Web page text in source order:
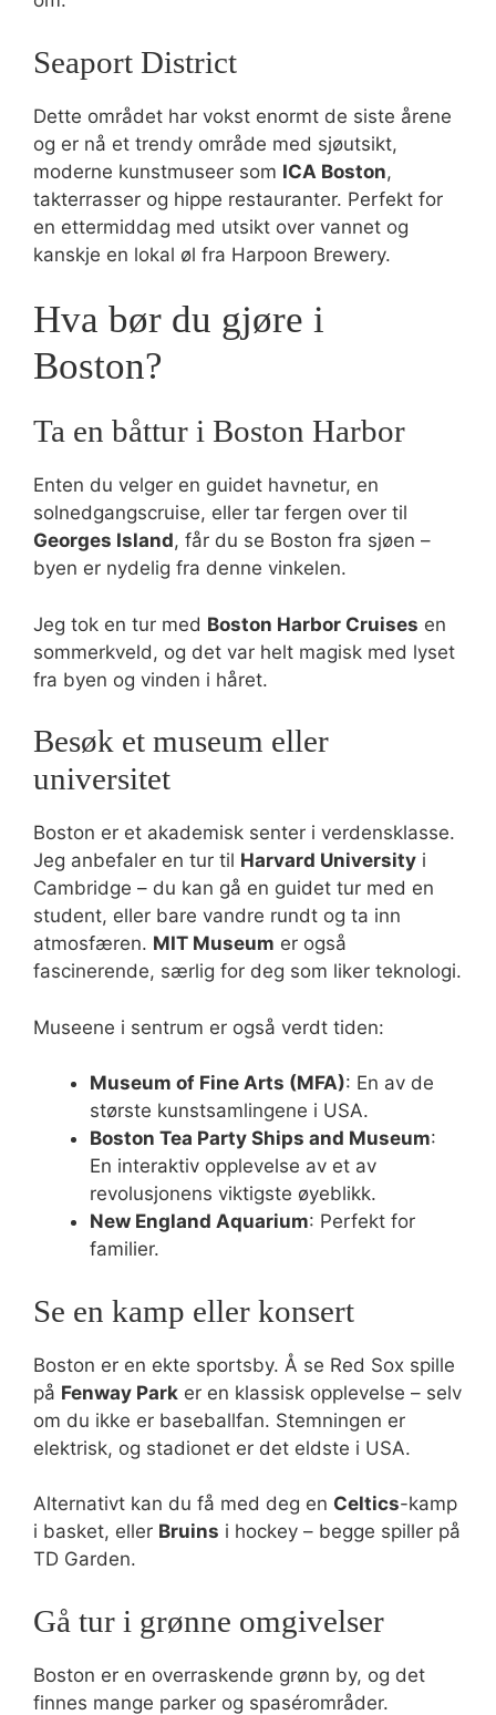
Seaport District
Dette området har vokst enormt de siste årene
og er nå et trendy område med sjøutsikt,
moderne kunstmuseer som ICA Boston,
takterrasser og hippe restauranter. Perfekt for
en ettermiddag med utsikt over vannet og
kanskje en lokal øl fra Harpoon Brewery.
Hva bør du gjøre i
Boston?
Ta en båttur i Boston Harbor
Enten du velger en guidet havnetur, en
solnedgangscruise, eller tar fergen over til
Georges Island, får du se Boston fra sjøen –
byen er nydelig fra denne vinkelen.
Jeg tok en tur med Boston Harbor Cruises en
sommerkveld, og det var helt magisk med lyset
fra byen og vinden i håret.
Besøk et museum eller
universitet
Boston er et akademisk senter i verdensklasse.
Jeg anbefaler en tur til Harvard University i
Cambridge – du kan gå en guidet tur med en
student, eller bare vandre rundt og ta inn
atmosfæren. MIT Museum er også
fascinerende, særlig for deg som liker teknologi.
Museene i sentrum er også verdt tiden:
Museum of Fine Arts (MFA): En av de
største kunstsamlingene i USA.
Boston Tea Party Ships and Museum:
En interaktiv opplevelse av et av
revolusjonens viktigste øyeblikk.
New England Aquarium: Perfekt for
familier.
Se en kamp eller konsert
Boston er en ekte sportsby. Å se Red Sox spille
på Fenway Park er en klassisk opplevelse – selv
om du ikke er baseballfan. Stemningen er
elektrisk, og stadionet er det eldste i USA.
Alternativt kan du få med deg en Celtics-kamp
i basket, eller Bruins i hockey – begge spiller på
TD Garden.
Gå tur i grønne omgivelser
Boston er en overraskende grønn by, og det
finnes mange parker og spasérområder.